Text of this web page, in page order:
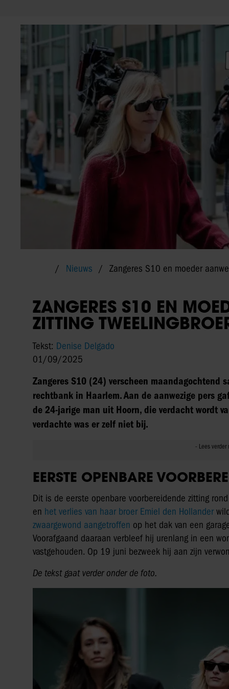
Nieuws Zangeres S10 en moeder
ZANGERES S10 EN
ZITTING
Tekst: Denise Delgado
01/09/2025
Zangeres S10 (24) verscheen maandagochtend
rechtbank in Haarlem. Aan de aanwezige pers
de 24-jarige man uit Hoorn, die verdacht wordt
verdachte was er zelf niet bij.
EERSTE OPENBARE
Dit is de eerste openbare voorbereidende zitting
en het verlies van haar broer Emiel den Hollander
zwaargewond aangetroffen op het dak van een
Voorafgaand daaraan verbleef hij urenlang in een
vastgehouden. Op 19 juni bezweek hij aan zijn
De tekst gaat verder onder de foto.